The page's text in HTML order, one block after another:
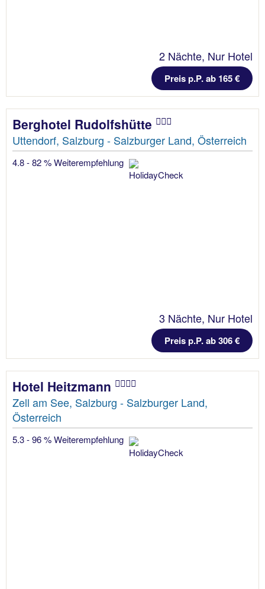
2 Nächte, Nur Hotel
Preis p.P. ab 165 €
Berghotel Rudolfshütte
Uttendorf, Salzburg - Salzburger Land, Österreich
4.8 - 82 % Weiterempfehlung
3 Nächte, Nur Hotel
Preis p.P. ab 306 €
Hotel Heitzmann
Zell am See, Salzburg - Salzburger Land,
Österreich
5.3 - 96 % Weiterempfehlung